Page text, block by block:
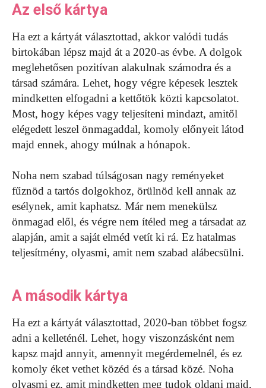
Az első kártya
Ha ezt a kártyát választottad, akkor valódi tudás
birtokában lépsz majd át a 2020-as évbe. A dolgok
meglehetősen pozitívan alakulnak számodra és a
társad számára. Lehet, hogy végre képesek lesztek
mindketten elfogadni a kettőtök közti kapcsolatot.
Most, hogy képes vagy teljesíteni mindazt, amitől
elégedett leszel önmagaddal, komoly előnyeit látod
majd ennek, ahogy múlnak a hónapok.
Noha nem szabad túlságosan nagy reményeket
fűznöd a tartós dolgokhoz, örülnöd kell annak az
esélynek, amit kaphatsz. Már nem menekülsz
önmagad elől, és végre nem ítéled meg a társadat az
alapján, amit a saját elméd vetít ki rá. Ez hatalmas
teljesítmény, olyasmi, amit nem szabad alábecsülni.
A második kártya
Ha ezt a kártyát választottad, 2020-ban többet fogsz
adni a kelleténél. Lehet, hogy viszonzásként nem
kapsz majd annyit, amennyit megérdemelnél, és ez
komoly éket vethet közéd és a társad közé. Noha
olyasmi ez, amit mindketten meg tudok oldani majd,